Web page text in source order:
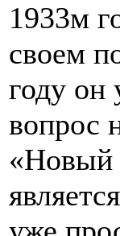
1933м
своем
году он
вопрос
«Новый